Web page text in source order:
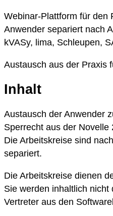
Webinar-Plattform für den
Anwender separiert nach
kVASy, lima, Schleupen,
Austausch aus der Praxis
Inhalt
Austausch der Anwender
Sperrecht aus der Novelle
Die Arbeitskreise sind
separiert.
Die Arbeitskreise dienen
Sie werden inhaltlich
Vertreter aus den